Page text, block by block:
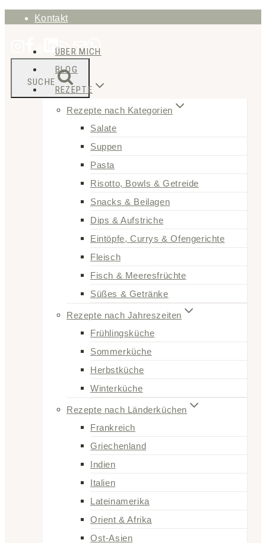
springen
Kontakt
SUCHE
ÜBER MICH
BLOG
REZEPTE
Rezepte nach Kategorien
Salate
Suppen
Pasta
Risotto, Bowls & Getreide
Snacks & Beilagen
Dips & Aufstriche
Eintöpfe, Currys & Ofengerichte
Fleisch
Fisch & Meeresfrüchte
Süßes & Getränke
Rezepte nach Jahreszeiten
Frühlingsküche
Sommerküche
Herbstküche
Winterküche
Rezepte nach Länderküchen
Frankreich
Griechenland
Indien
Italien
Lateinamerika
Orient & Afrika
Ost-Asien